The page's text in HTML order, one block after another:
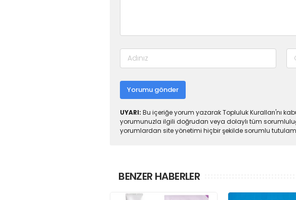
Yorumu gönder
UYARI: Bu içeriğe yorum yazarak Topluluk Kuralları'nı
yorumunuzla ilgili doğrudan veya dolaylı tüm
yorumlardan site yönetimi hiçbir şekilde sorumlu
BENZER HABERLER